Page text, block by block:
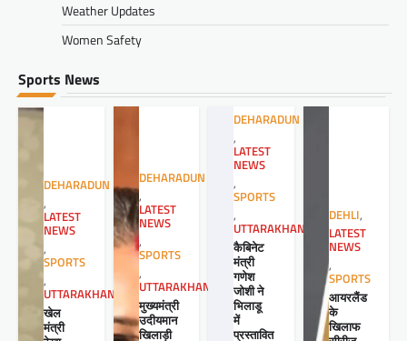
Weather Updates
Women Safety
Sports News
DEHARADUN
,
LATEST
NEWS
,
SPORTS
,
UTTARAKHAND
खेल
मंत्री
DEHARADUN
,
LATEST
NEWS
,
SPORTS
,
UTTARAKHAND
मुख्यमंत्री
उदीयमान
खिलाड़ी
DEHARADUN
,
LATEST
NEWS
,
SPORTS
,
UTTARAKHAND
कैबिनेट
मंत्री
गणेश
जोशी ने
भिलाडू
में
प्रस्तावित
DEHLI,
LATEST
NEWS
,
SPORTS
आयरलैंड
के
खिलाफ